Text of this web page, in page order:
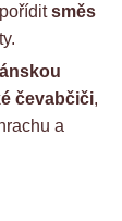
směs
čevabčiči,
a